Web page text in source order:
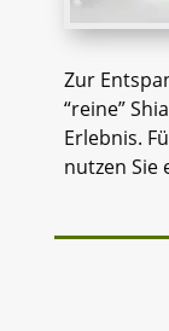
Zur
“reine”
Erlebnis.
nutzen Sie